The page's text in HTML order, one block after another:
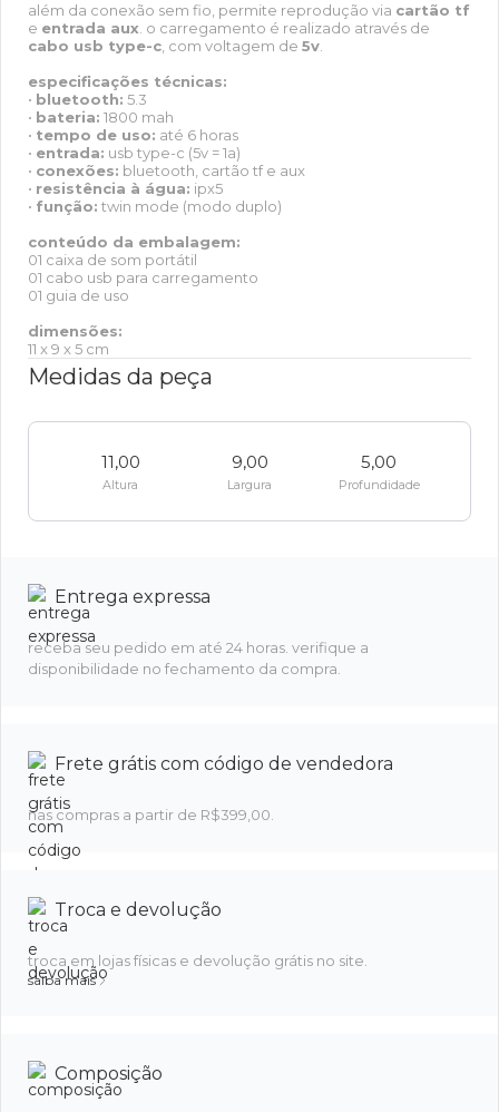
além da conexão sem fio, permite reprodução via cartão tf
e entrada aux . o carregamento é realizado através de
cabo usb type-c , com voltagem de 5v
especificações técnicas:
• bluetooth: 5.3
• bateria: 1800 mah
• tempo de uso: até 6 horas
• entrada: usb type-c (5v = 1a)
• conexões: bluetooth, cartão tf e aux
• resistência à água: ipx5
• função: twin mode (modo duplo)
conteúdo da embalagem:
01 caixa de som portátil
01 cabo usb para carregamento
01 guia de uso
dimensões:
11 x 9 x 5 cm
Medidas da peça
11,00
Altura
9,00
Largura
5,00
Profundidade
Entrega expressa
receba seu pedido em até 24 horas. verifique a
disponibilidade no fechamento da compra.
Frete grátis com código de vendedora
nas compras a partir de R$399,00.
Troca e devolução
troca em lojas físicas e devolução grátis no site.
saiba mais
Composição